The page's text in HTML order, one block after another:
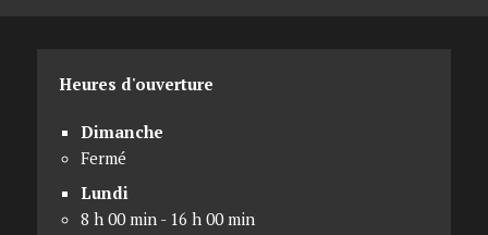
Heures d'ouverture
Dimanche
Fermé
Lundi
8 h 00 min - 16 h 00 min